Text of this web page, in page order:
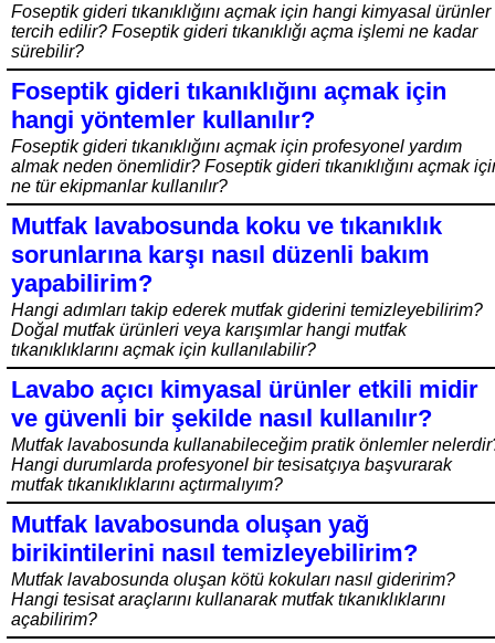
Foseptik gideri tıkanıklığını açmak için hangi kimyasal ürünler
tercih edilir? Foseptik gideri tıkanıklığı açma işlemi ne kadar
sürebilir?
Foseptik gideri tıkanıklığını açmak için
hangi yöntemler kullanılır?
Foseptik gideri tıkanıklığını açmak için profesyonel yardım
almak neden önemlidir? Foseptik gideri tıkanıklığını açmak
ne tür ekipmanlar kullanılır?
Mutfak lavabosunda koku ve tıkanıklık
sorunlarına karşı nasıl düzenli bakım
yapabilirim?
Hangi adımları takip ederek mutfak giderini temizleyebilirim?
Doğal mutfak ürünleri veya karışımlar hangi mutfak
tıkanıklıklarını açmak için kullanılabilir?
Lavabo açıcı kimyasal ürünler etkili midir
ve güvenli bir şekilde nasıl kullanılır?
Mutfak lavabosunda kullanabileceğim pratik önlemler
Hangi durumlarda profesyonel bir tesisatçıya başvurarak
mutfak tıkanıklıklarını açtırmalıyım?
Mutfak lavabosunda oluşan yağ
birikintilerini nasıl temizleyebilirim?
Mutfak lavabosunda oluşan kötü kokuları nasıl gideririm?
Hangi tesisat araçlarını kullanarak mutfak tıkanıklıklarını
açabilirim?